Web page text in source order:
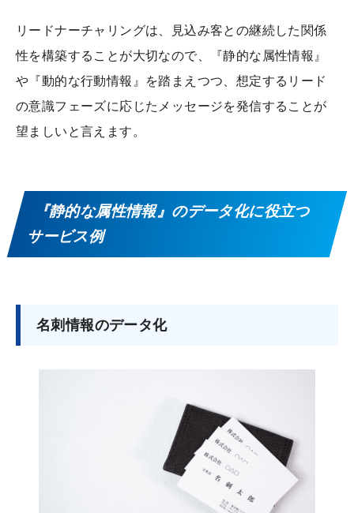
リードナーチャリングは、見込み客との継続した関係
性を構築することが大切なので、『静的な属性情報』
や『動的な行動情報』を踏まえつつ、想定するリード
の意識フェーズに応じたメッセージを発信することが
望ましいと言えます。
『静的な属性情報』のデータ化に役立つ
サービス例
名刺情報のデータ化